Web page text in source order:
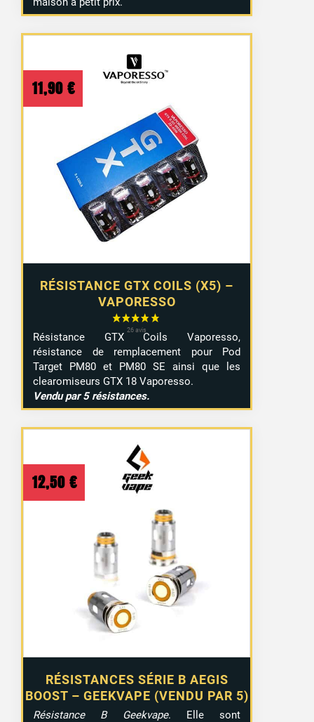
RÉSISTANCE GTX COILS (X5) –
VAPORESSO
11,90 €
Résistance GTX Coils Vaporesso,
résistance de remplacement pour Pod
Target PM80 et PM80 SE ainsi que les
clearomiseurs GTX 18 Vaporesso.
Vendu par 5 résistances.
RÉSISTANCES SÉRIE B AEGIS
BOOST – GEEKVAPE (VENDU PAR 5)
12,50 €
Résistance B Geekvape. Elle sont